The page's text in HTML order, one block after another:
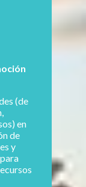
(de
en
de
y